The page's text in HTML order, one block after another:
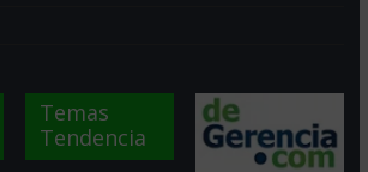
Temas
Tendencia